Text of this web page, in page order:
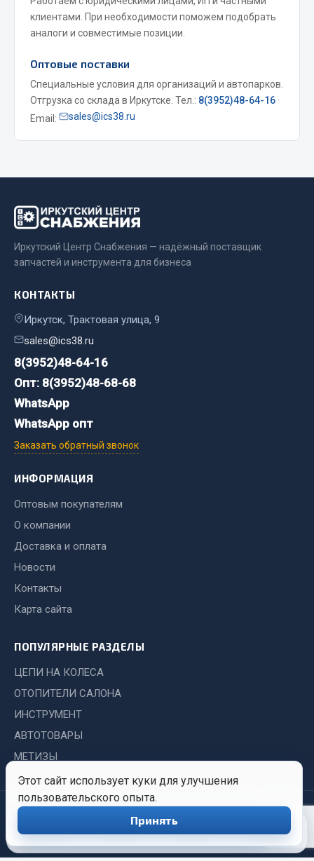
Инструмент
Автомобильный инструмент
Измерительный инструмент
Крепежный инструмент
Режущий инструмент
Силовое оборудование
Столярный инструмент
Показать ещё
Весь раздел
РТИ
Кольца уплотнительные
Лента конвейерная
Манжеты
Патрубки
Прокладки
Рукава высокого давления
Показать ещё
Выключатели и переключатели клавишные
Выключатели кнопочные
Выключатель массы
Изолента
Показать ещё
Весь раздел
клиентами. При необходимости поможем подобрать
аналоги и совместимые позиции.
Оптовые поставки
Специальные условия для организаций и автопарков.
Отгрузка со склада в Иркутске. Тел.: 8(3952)48-64-16 ·
Email:
sales@ics38.ru
Этот сайт использует куки для улучшения
пользовательского опыта.
Принять
Иркутский Центр Снабжения — надёжный поставщик
запчастей и инструмента для бизнеса
КОНТАКТЫ
Иркутск, Трактовая улица, 9
sales@ics38.ru
8(3952)48-64-16
Опт: 8(3952)48-68-68
WhatsApp
WhatsApp опт
Заказать обратный звонок
ИНФОРМАЦИЯ
Оптовым покупателям
О компании
Доставка и оплата
Новости
Контакты
Карта сайта
ПОПУЛЯРНЫЕ РАЗДЕЛЫ
ЦЕПИ НА КОЛЕСА
ОТОПИТЕЛИ САЛОНА
ИНСТРУМЕНТ
АВТОТОВАРЫ
МЕТИЗЫ
© 2026 Иркутский Центр Политика
конфиденциальности
Обработка